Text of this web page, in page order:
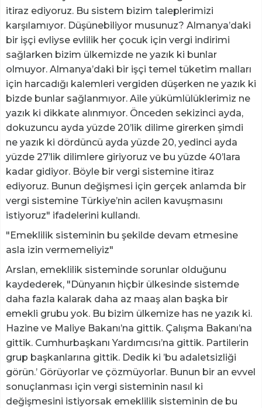
itiraz ediyoruz. Bu sistem bizim taleplerimizi
karşılamıyor. Düşünebiliyor musunuz? Almanya’daki
bir işçi evliyse evlilik her çocuk için vergi indirimi
sağlarken bizim ülkemizde ne yazık ki bunlar
olmuyor. Almanya’daki bir işçi temel tüketim malları
için harcadığı kalemleri vergiden düşerken ne yazık ki
bizde bunlar sağlanmıyor. Aile yükümlülüklerimiz ne
yazık ki dikkate alınmıyor. Önceden sekizinci ayda,
dokuzuncu ayda yüzde 20’lik dilime girerken şimdi
ne yazık ki dördüncü ayda yüzde 20, yedinci ayda
yüzde 27’lik dilimlere giriyoruz ve bu yüzde 40’lara
kadar gidiyor. Böyle bir vergi sistemine itiraz
ediyoruz. Bunun değişmesi için gerçek anlamda bir
vergi sistemine Türkiye’nin acilen kavuşmasını
istiyoruz" ifadelerini kullandı.
"Emeklilik sisteminin bu şekilde devam etmesine
asla izin vermemeliyiz"
Arslan, emeklilik sisteminde sorunlar olduğunu
kaydederek, "Dünyanın hiçbir ülkesinde sistemde
daha fazla kalarak daha az maaş alan başka bir
emekli grubu yok. Bu bizim ülkemize has ne yazık ki.
Hazine ve Maliye Bakanı’na gittik. Çalışma Bakanı’na
gittik. Cumhurbaşkanı Yardımcısı’na gittik. Partilerin
grup başkanlarına gittik. Dedik ki ’bu adaletsizliği
görün.’ Görüyorlar ve çözmüyorlar. Bunun bir an evvel
sonuçlanması için vergi sisteminin nasıl ki
değişmesini istiyorsak emeklilik sisteminin de bu